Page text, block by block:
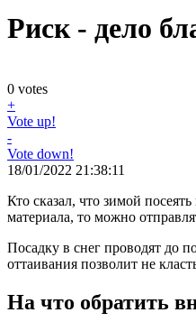
Риск - дело
0 votes
+
Vote up!
-
Vote down!
18/01/2022 21:38:11
Кто сказал, что зимой
материала, то можно
Посадку в снег проводят до
оттаивания позволит не
На что обратить